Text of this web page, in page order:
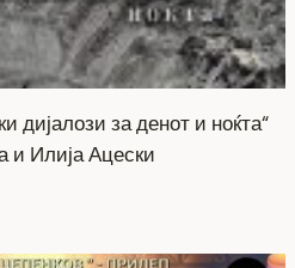
дијалози за денот и ноќта“
и Илија Ацески